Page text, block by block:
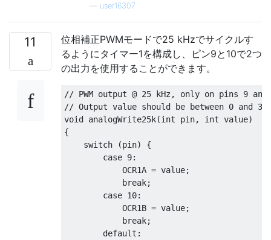
user16307
11
位相補正PWMモードで25 kHzでサイクルす
るようにタイマー1を構成し、ピン9と10で2つ
の出力を使用することができます。
// PWM output @ 25 kHz, only on pins 9
// Output value should be between 0 and
void analogWrite25k(int pin, int value)
{
switch
(pin)
{
case 9:
            OCR1A
= value;
break;
case 10:
            OCR1B
= value;
break;
default :